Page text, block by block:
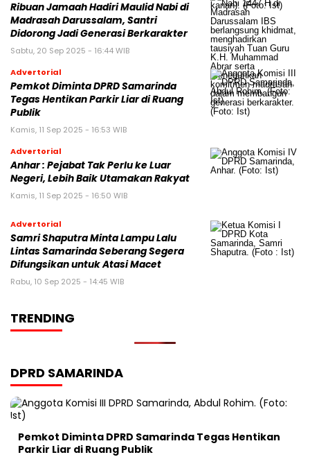
Ribuan Jamaah Hadiri Maulid Nabi di
Madrasah Darussalam, Santri
Didorong Jadi Generasi Berkarakter
Sabtu, 20 Sep 2025 - 16:44 WIB
Advertorial
Pemkot Diminta DPRD Samarinda
Tegas Hentikan Parkir Liar di Ruang
Publik
Kamis, 11 Sep 2025 - 16:53 WIB
Advertorial
Anhar : Pejabat Tak Perlu ke Luar
Negeri, Lebih Baik Utamakan Rakyat
Kamis, 11 Sep 2025 - 16:50 WIB
Advertorial
Samri Shaputra Minta Lampu Lalu
Lintas Samarinda Seberang Segera
Difungsikan untuk Atasi Macet
Rabu, 10 Sep 2025 - 14:45 WIB
TRENDING
DPRD SAMARINDA
Pemkot Diminta DPRD Samarinda Tegas Hentikan
Parkir Liar di Ruang Publik